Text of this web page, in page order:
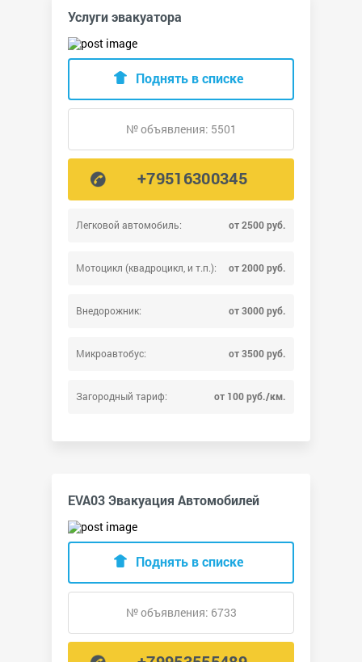
Услуги эвакуатора
Легковой автомобиль: от 2500 руб.
Мотоцикл (квадроцикл, и т.п.): от 2000 руб.
Внедорожник: от 3000 руб.
Микроавтобус: от 3500 руб.
Загородный тариф: от 100 руб./км.
Поднять в списке
№ объявления: 5501
+79516300345
EVA03 Эвакуация Автомобилей
Поднять в списке
№ объявления: 6733